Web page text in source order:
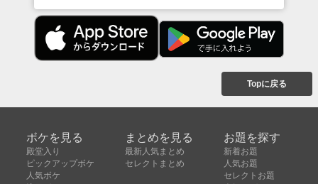
Topに戻る
ボケを見る
殿堂入り
ピックアップボケ
人気ボケ
まとめを見る
最新人気まとめ
セレクトまとめ
お題を探す
新着お題
人気お題
セレクトお題